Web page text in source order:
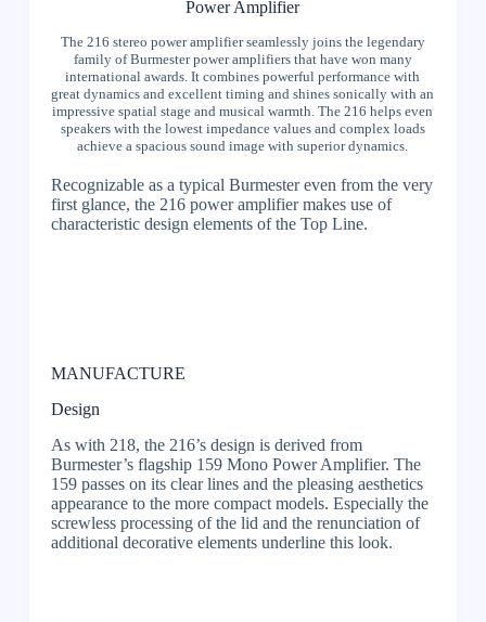
Power Amplifier
The 216 stereo power amplifier seamlessly joins the legendary
family of Burmester power amplifiers that have won many
international awards. It combines powerful performance with
great dynamics and excellent timing and shines sonically with an
impressive spatial stage and musical warmth. The 216 helps even
speakers with the lowest impedance values and complex loads
achieve a spacious sound image with superior dynamics.
Recognizable as a typical Burmester even from the very
first glance, the 216 power amplifier makes use of
characteristic design elements of the Top Line.
MANUFACTURE
Design
As with 218, the 216’s design is derived from
Burmester’s flagship 159 Mono Power Amplifier. The
159 passes on its clear lines and the pleasing aesthetics
appearance to the more compact models. Especially the
screwless processing of the lid and the renunciation of
additional decorative elements underline this look.